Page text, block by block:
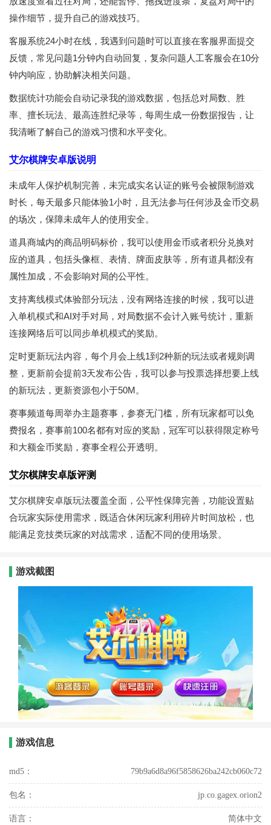
操作细节，提升自己的游戏技巧。
客服系统24小时在线，我遇到问题时可以直接在客服界面提交
反馈，常见问题1分钟内自动回复，复杂问题人工客服会在10分
钟内响应，协助解决相关问题。
数据统计功能会自动记录我的游戏数据，包括总对局数、胜
率、擅长玩法、最高连胜纪录等，每周生成一份数据报告，让
我清晰了解自己的游戏习惯和水平变化。
艾尔棋牌安卓版说明
未成年人保护机制完善，未完成实名认证的账号会被限制游戏
时长，每天最多只能体验1小时，且无法参与任何涉及金币交易
的场次，保障未成年人的使用安全。
道具商城内的商品明码标价，我可以使用金币或者积分兑换对
应的道具，包括头像框、表情、牌面皮肤等，所有道具都没有
属性加成，不会影响对局的公平性。
支持离线模式体验部分玩法，没有网络连接的时候，我可以进
入单机模式和AI对手对局，对局数据不会计入账号统计，重新
连接网络后可以同步单机模式的奖励。
定时更新玩法内容，每个月会上线1到2种新的玩法或者规则调
整，更新前会提前3天发布公告，我可以参与投票选择想要上线
的新玩法，更新资源包小于50M。
赛事频道每周举办主题赛事，参赛无门槛，所有玩家都可以免
费报名，赛事前100名都有对应的奖励，冠军可以获得限定称号
和大额金币奖励，赛事全程公开透明。
艾尔棋牌安卓版评测
艾尔棋牌安卓版玩法覆盖全面，公平性保障完善，功能设置贴
合玩家实际使用需求，既适合休闲玩家利用碎片时间放松，也
能满足竞技类玩家的对战需求，适配不同的使用场景。
游戏截图
游戏信息
md5： 79b9a6d8a96f5858626ba242cb060c72
包名： jp.co.gagex.orion2
语言： 简体中文